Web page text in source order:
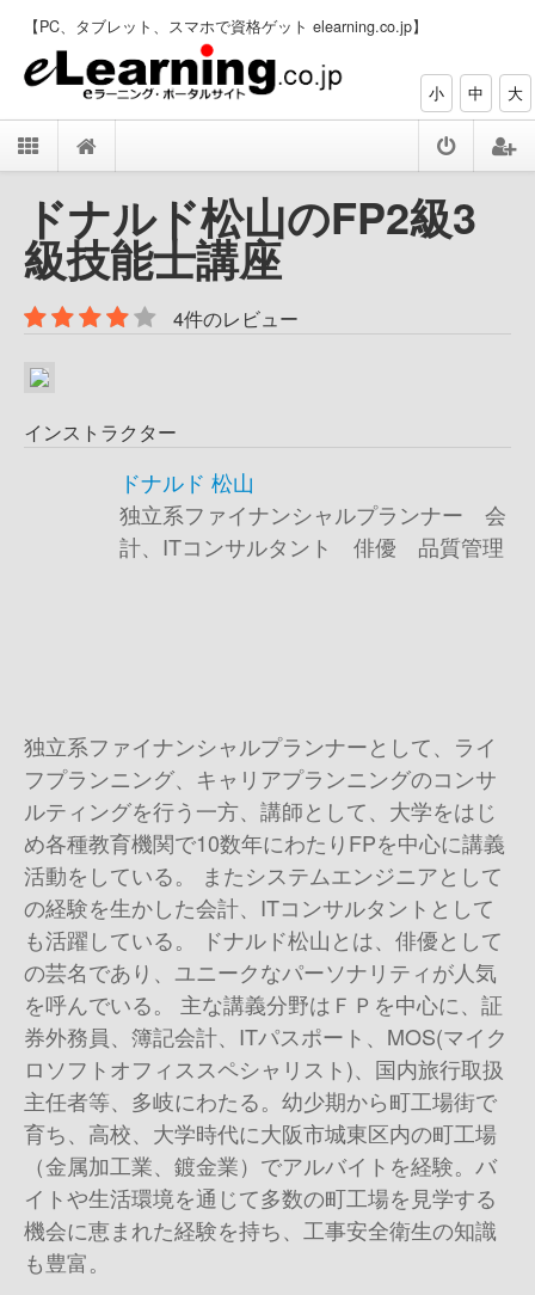
【PC、タブレット、スマホで資格ゲット elearning.co.jp】
小 中 大
ドナルド松山のFP2級3
級技能士講座
4件のレビュー
インストラクター
ドナルド 松山
独立系ファイナンシャルプランナー 会
計、ITコンサルタント 俳優 品質管理
独立系ファイナンシャルプランナーとして、ライ
フプランニング、キャリアプランニングのコンサ
ルティングを行う一方、講師として、大学をはじ
め各種教育機関で10数年にわたりFPを中心に講義
活動をしている。 またシステムエンジニアとして
の経験を生かした会計、ITコンサルタントとして
も活躍している。 ドナルド松山とは、俳優として
の芸名であり、ユニークなパーソナリティが人気
を呼んでいる。 主な講義分野はＦＰを中心に、証
券外務員、簿記会計、ITパスポート、MOS(マイク
ロソフトオフィススペシャリスト)、国内旅行取扱
主任者等、多岐にわたる。幼少期から町工場街で
育ち、高校、大学時代に大阪市城東区内の町工場
（金属加工業、鍍金業）でアルバイトを経験。バ
イトや生活環境を通じて多数の町工場を見学する
機会に恵まれた経験を持ち、工事安全衛生の知識
も豊富。